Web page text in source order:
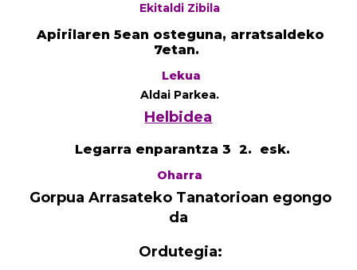
Ekitaldi Zibila
Apirilaren 5ean osteguna, arratsaldeko
7etan.
Lekua
Aldai Parkea.
Helbidea
Legarra enparantza 3 2. esk.
Oharra
Gorpua Arrasateko Tanatorioan egongo
da
Ordutegia: